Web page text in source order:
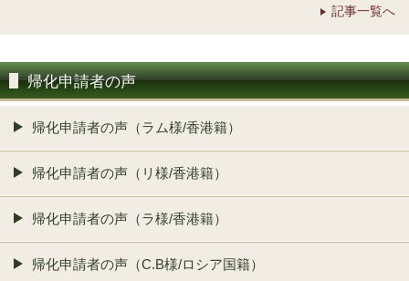
記事一覧へ
帰化申請者の声
帰化申請者の声（ラム様/香港籍）
帰化申請者の声（リ様/香港籍）
帰化申請者の声（ラ様/香港籍）
帰化申請者の声（C.B様/ロシア国籍）